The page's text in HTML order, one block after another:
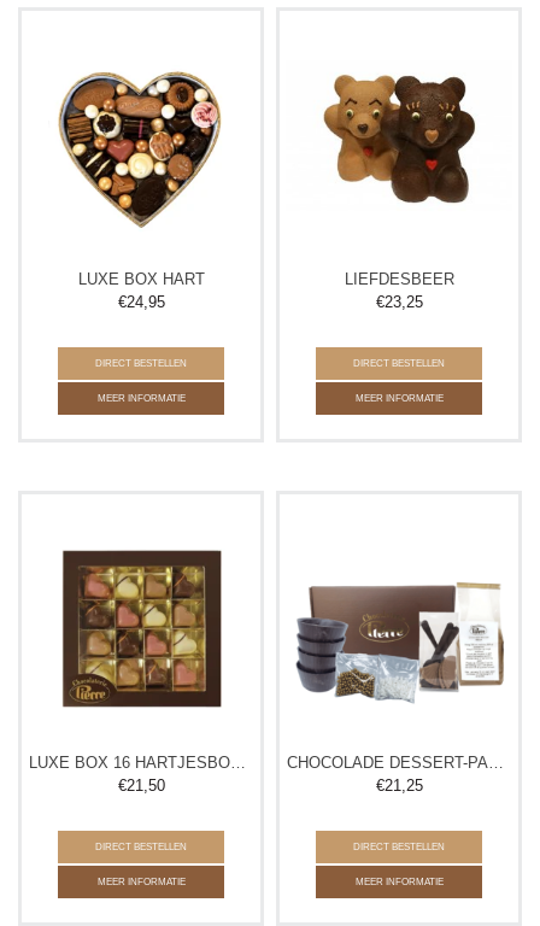
LUXE BOX HART
€24,95
DIRECT BESTELLEN
MEER INFORMATIE
LIEFDESBEER
€23,25
DIRECT BESTELLEN
MEER INFORMATIE
LUXE BOX 16 HARTJESBONBONS
€21,50
DIRECT BESTELLEN
MEER INFORMATIE
CHOCOLADE DESSERT-PAKKET
€21,25
DIRECT BESTELLEN
MEER INFORMATIE